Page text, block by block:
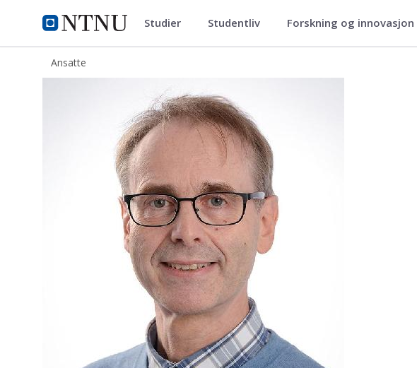
NTNU Hjemmeside
ntnu.no Studier Studentliv Forskning og innovasjon
Ansatte